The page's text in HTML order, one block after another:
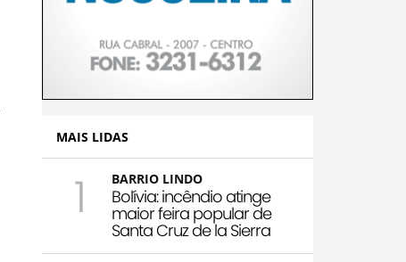
MAIS LIDAS
1 BARRIO LINDO
Bolívia: incêndio atinge
maior feira popular de
Santa Cruz de la Sierra